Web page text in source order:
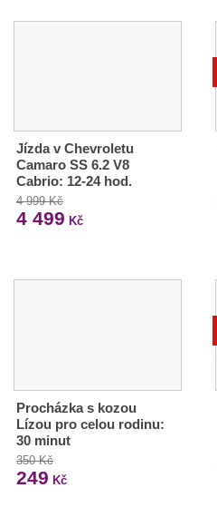
Jízda v Chevroletu
Camaro SS 6.2 V8
Cabrio: 12-24 hod.
4 999 Kč
4 499 Kč
Procházka s kozou
Lízou pro celou rodinu:
30 minut
350 Kč
249 Kč